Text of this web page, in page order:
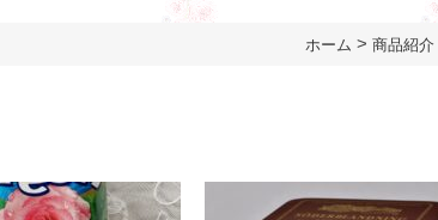
ホーム > 商品紹介